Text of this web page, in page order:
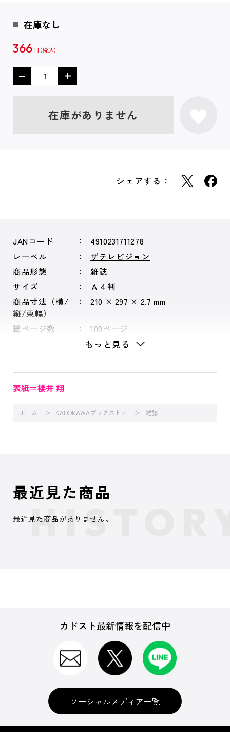
在庫なし
366 円
在庫がありません
シェアする：
JANコード
4910231711278
レーベル
ザテレビジョン
商品形態
雑誌
サイズ
Ａ４判
商品寸法（横/
縦/束幅）
210 × 297 × 2.7 mm
総ページ数 100ページ
もっと見る
表紙＝櫻井 翔
ホーム KADOKAWAブックストア 雑誌
最近見た商品
最近見た商品がありません。
カドスト最新情報を配信中
ソーシャルメディア一覧